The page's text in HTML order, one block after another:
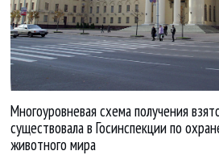
Многоуровневая схема получения
существовала в Госинспекции по
животного мира